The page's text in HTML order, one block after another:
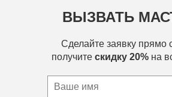
ВЫЗВАТЬ
Сделайте заявку прямо
получите скидку 20% на